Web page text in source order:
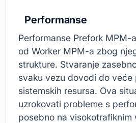
Performanse
Performanse Prefork MPM-
od Worker MPM-a zbog
strukture. Stvaranje
svaku vezu dovodi do veće
sistemskih resursa. Ova
uzrokovati probleme s
posebno na visokotrafiknim